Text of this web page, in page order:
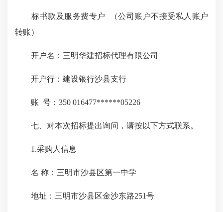
标书款及服务费专户 （公司账户不接受私人账户
转账）
开户名：三明华建招标代理有限公司
开户行：建设银行沙县支行
账 号：350 016477******05226
七、对本次招标提出询问，请按以下方式联系。
1.采购人信息
名 称：三明市沙县区第一中学
地址：三明市沙县区金沙东路251号